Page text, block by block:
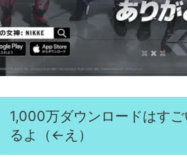
1,000万ダウンロードはす
るよ（←え）